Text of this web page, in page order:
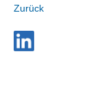
Zurück